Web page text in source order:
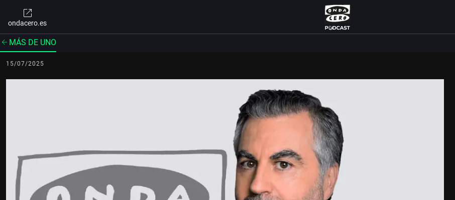
ondacero.es
MÁS DE UNO
15/07/2025